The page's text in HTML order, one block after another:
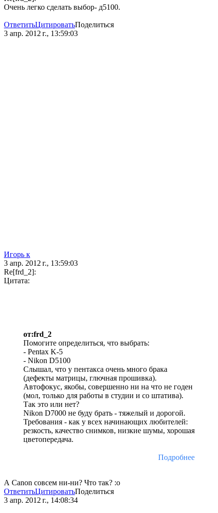
Очень легко сделать выбор- д5100.
ОтветитьЦитироватьПоделиться
3 апр. 2012 г., 13:59:03
Игорь к
3 апр. 2012 г., 13:59:03
Re[frd_2]:
Цитата:
от:frd_2
Помогите определиться, что выбрать:
- Pentax K-5
- Nikon D5100
Слышал, что у пентакса очень много брака
(дефекты матрицы, глючная прошивка).
Автофокус, якобы, совершенно ни на что не годен
(мол, только для работы в студии и со штатива).
Так это или нет?
Nikon D7000 не буду брать - тяжелый и дорогой.
Требования - как у всех начинающих любителей:
резкость, качество снимков, низкие шумы, хорошая
цветопередача.
Подробнее
А Canon совсем ни-ни? Что так? :o
ОтветитьЦитироватьПоделиться
3 апр. 2012 г., 14:08:34